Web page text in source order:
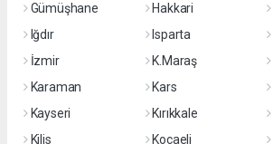
Gümüşhane
Hakkari
Iğdır
Isparta
İzmir
K.Maraş
Karaman
Kars
Kayseri
Kırıkkale
Kilis
Kocaeli